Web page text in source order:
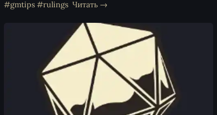
#gmtips #rulings Читать →